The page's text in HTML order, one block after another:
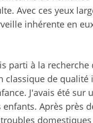
Avec ces yeux
inhérente en
parti à la
classique de
J'avais été
Après près